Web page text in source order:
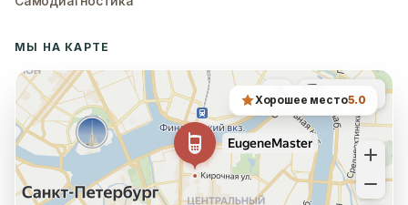
МЫ НА КАРТЕ
Хорошее место5.0